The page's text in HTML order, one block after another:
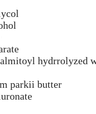
hydrrolyzed
parkii butter